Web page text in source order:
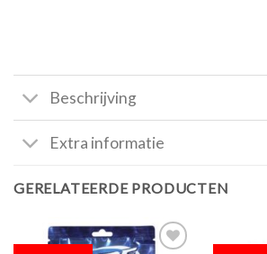
Beschrijving
Extra informatie
GERELATEERDE PRODUCTEN